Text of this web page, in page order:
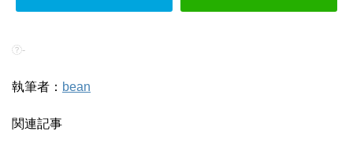
-
執筆者： bean
関連記事